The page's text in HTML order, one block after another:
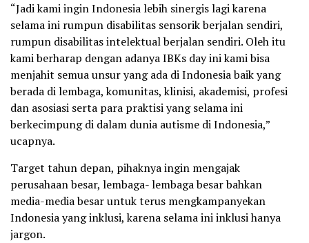
“Jadi kami ingin Indonesia lebih sinergis lagi karena
selama ini rumpun disabilitas sensorik berjalan sendiri,
rumpun disabilitas intelektual berjalan sendiri. Oleh itu
kami berharap dengan adanya IBKs day ini kami bisa
menjahit semua unsur yang ada di Indonesia baik yang
berada di lembaga, komunitas, klinisi, akademisi, profesi
dan asosiasi serta para praktisi yang selama ini
berkecimpung di dalam dunia autisme di Indonesia,”
ucapnya.
Target tahun depan, pihaknya ingin mengajak
perusahaan besar, lembaga- lembaga besar bahkan
media-media besar untuk terus mengkampanyekan
Indonesia yang inklusi, karena selama ini inklusi hanya
jargon.